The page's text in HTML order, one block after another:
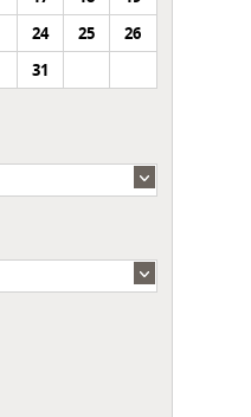
24 25
26
31